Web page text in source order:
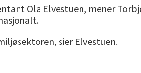
Ola Elvestuen, mener
sier Elvestuen.